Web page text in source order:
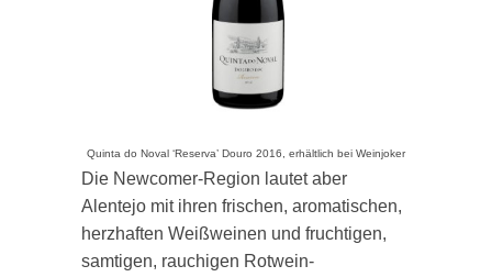
Quinta do Noval ‘Reserva’ Douro 2016, erhältlich bei Weinjoker
Die Newcomer-Region lautet aber
Alentejo mit ihren frischen, aromatischen,
herzhaften Weißweinen und fruchtigen,
samtigen, rauchigen Rotwein-